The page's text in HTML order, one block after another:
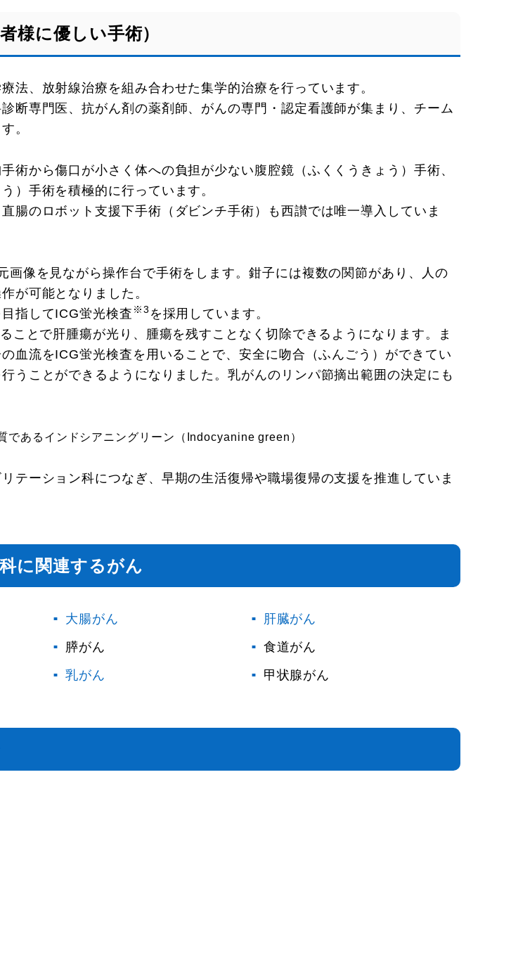
様に優しい手術）
法、放射線治療を組み合わせた集学的治療を行っています。
断専門医、抗がん剤の薬剤師、がんの専門・認定看護師が集まり、チーム
。
術から傷口が小さく体への負担が少ない腹腔鏡（ふくくうきょう）手術、
）手術を積極的に行っています。
腸のロボット支援下手術（ダビンチ手術）も西讃では唯一導入していま
画像を見ながら操作台で手術をします。鉗子には複数の関節があり、人の
が可能となりました。
指してICG蛍光検査 ※3 を採用しています。
ことで肝腫瘍が光り、腫瘍を残すことなく切除できるようになります。ま
血流をICG蛍光検査を用いることで、安全に吻合（ふんごう）ができてい
うことができるようになりました。乳がんのリンパ節摘出範囲の決定にも
であるインドシアニングリーン（Indocyanine green）
テーション科につなぎ、早期の生活復帰や職場復帰の支援を推進していま
に関連するがん
大腸がん
肝臓がん
膵がん
食道がん
乳がん 甲状腺がん